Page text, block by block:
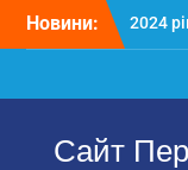
Новини:
2024
Сайт